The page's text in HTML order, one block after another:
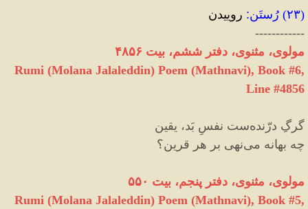
(۲۳) رُستَن: روییدن
------------
مولوی، مثنوی، دفتر ششم، بیت ۴۸۵۶
Rumi (Molana Jalaleddin) Poem (Mathnavi), Book #6,
Line #4856
گرگِ درّنده‌ست نفسِ بَد، یقین
چه بهانه می‌نهی بر هر قرین؟
مولوی، مثنوی، دفتر پنجم، ‌بیت ۵۵۰
Rumi (Molana Jalaleddin) Poem (Mathnavi), Book #5,